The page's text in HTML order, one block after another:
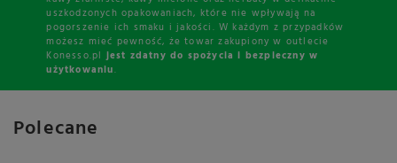
uszkodzonych opakowaniach, które nie wpływają na
pogorszenie ich smaku i jakości. W każdym z przypadków
możesz mieć pewność, że towar zakupiony w outlecie
Konesso.pljest zdatny do spożycia i bezpieczny w
użytkowaniu.
Polecane